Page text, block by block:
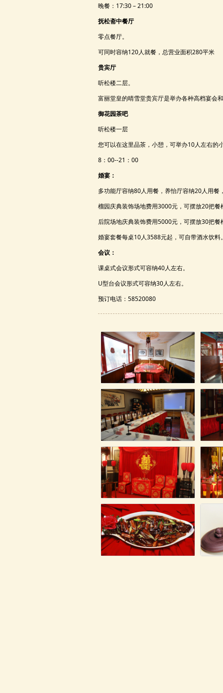
晚餐：17:30 – 21:00
抚松斋中餐厅
零点餐厅。
可同时容纳120人就餐，总营业面积280平米
贵宾厅
听松楼二层。
富丽堂皇的晴雪堂贵宾厅是举办各种高档宴会
御花园茶吧
听松楼一层
您可以在这里品茶，小憩，可举办10人左右的
8：00--21：00
婚宴：
多功能厅容纳80人用餐，养怡厅容纳20人用餐
榴园庆典装饰场地费用3000元，可摆放20把餐
后院场地庆典装饰费用5000元，可摆放30把餐
婚宴套餐每桌10人3588元起，可自带酒水饮
会议：
课桌式会议形式可容纳40人左右。
U型台会议形式可容纳30人左右。
预订电话：58520080